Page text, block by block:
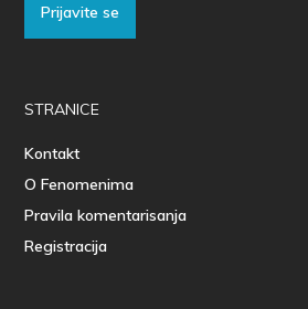
Prijavite se
STRANICE
Kontakt
O Fenomenima
Pravila komentarisanja
Registracija